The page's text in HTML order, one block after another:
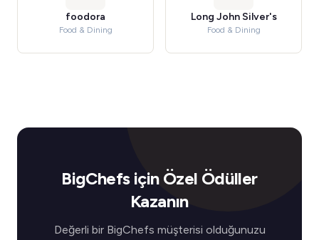
foodora
Food & Dining
Long John Silver's
Food & Dining
BigChefs için Özel Ödüller
Kazanın
Değerli bir BigChefs müşterisi olduğunuzu